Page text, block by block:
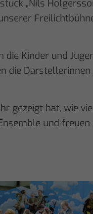
„Nils
Kinder und
die
gezeigt hat, wie
und